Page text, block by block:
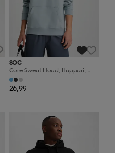
SOC
Core Sweat Hood, Huppari,
Miesten
26,99
Valitse 2, maksa 44,99€